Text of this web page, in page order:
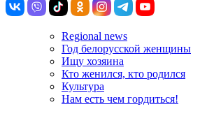
Regional news
Год белорусской женщины
Ищу хозяина
Кто женился, кто родился
Культура
Нам есть чем гордиться!